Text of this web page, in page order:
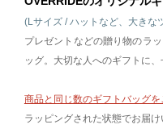
(Lサイズ / ハットなど、大きな
プレゼントなどの贈り物のラ
ッグ。大切な人へのギフトに、
商品と同じ数のギフトバッグ
ラッピングされた状態でお届け